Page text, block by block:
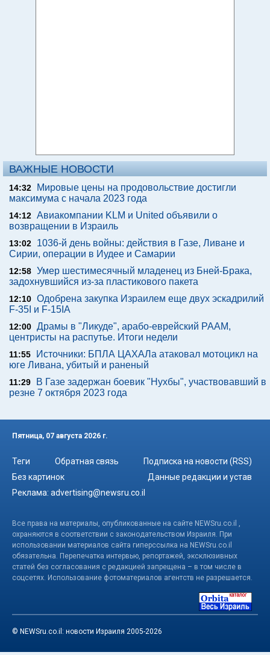
ВАЖНЫЕ НОВОСТИ
14:32
Мировые цены на продовольствие достигли
максимума с начала 2023 года
14:12 Авиакомпании KLM и United объявили о
возвращении в Израиль
13:02
1036-й день войны: действия в Газе, Ливане и
Сирии, операции в Иудее и Самарии
12:58 Умер шестимесячный младенец из Бней-Брака,
задохнувшийся из-за пластикового пакета
12:10 Одобрена закупка Израилем еще двух эскадрилий
F-35I и F-15IA
12:00 Драмы в "Ликуде", арабо-еврейский РААМ,
центристы на распутье. Итоги недели
11:55
Источники: БПЛА ЦАХАЛа атаковал мотоцикл на
юге Ливана, убитый и раненый
11:29
В Газе задержан боевик "Нухбы", участвовавший в
резне 7 октября 2023 года
Пятница, 07 августа 2026 г.
Теги Обратная связь
Подписка на новости (RSS)
Без картинок
Данные редакции и устав
Реклама: advertising@newsru.co.il
Все права на материалы, опубликованные на сайте NEWSru.co.il ,
охраняются в соответствии с законодательством Израиля. При
использовании материалов сайта гиперссылка на NEWSru.co.il
обязательна. Перепечатка интервью, репортажей, эксклюзивных
статей без согласования с редакцией запрещена – в том числе в
соцсетях. Использование фотоматериалов агентств не разрешается.
© NEWSru.co.il: новости Израиля 2005-2026